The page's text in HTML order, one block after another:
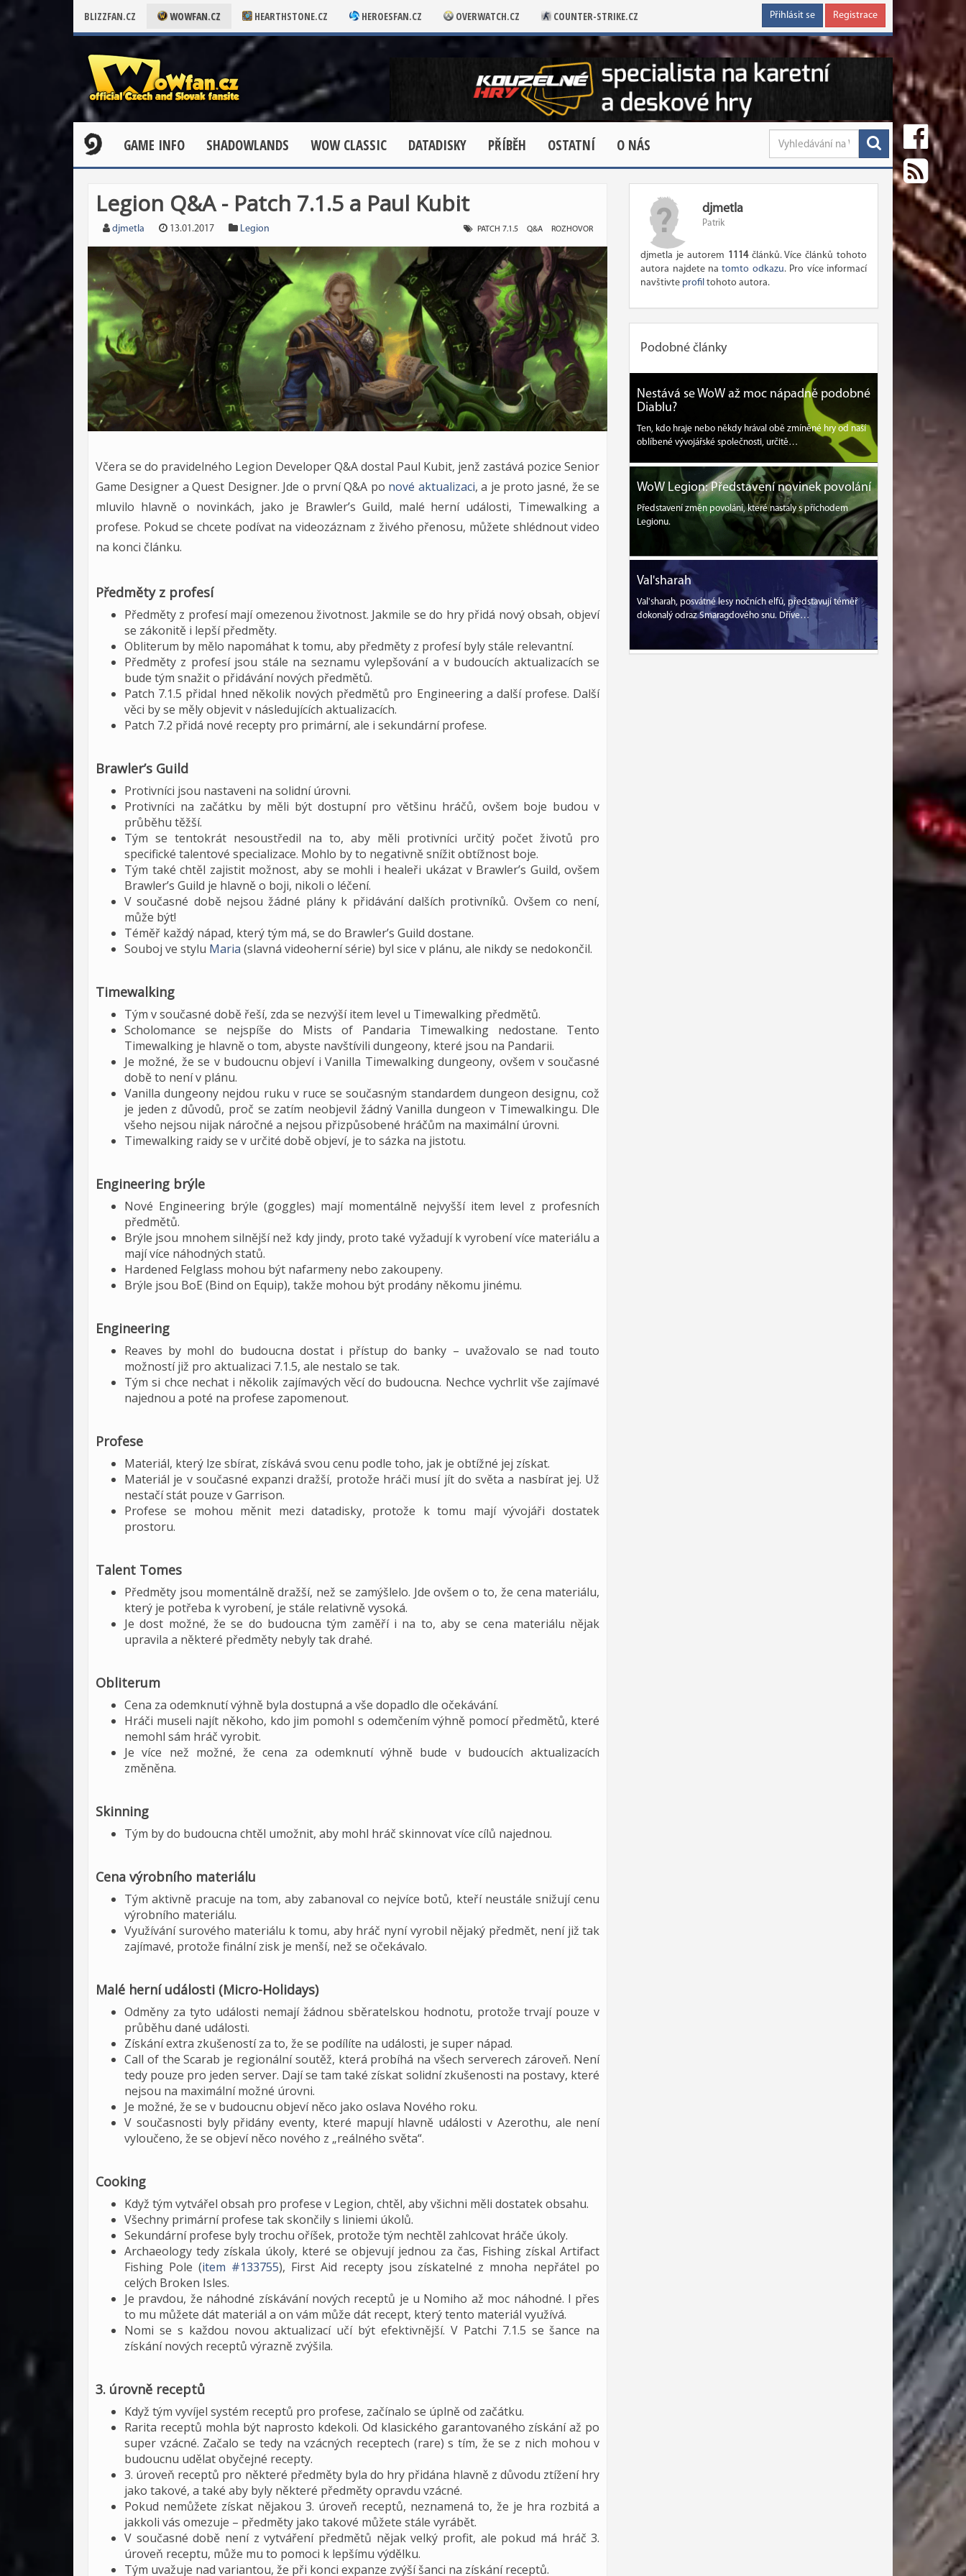
BLIZZFAN.CZ WOWFAN.CZ HEARTHSTONE.CZ HEROESFAN.CZ OVERWATCH.CZ COUNTER-STRIKE.CZ Přihlásit se Registrace
GAME INFO SHADOWLANDS WOW CLASSIC DATADISKY PŘÍBĚH OSTATNÍ O NÁS
Legion Q&A - Patch 7.1.5 a Paul Kubit
djmetla 13.01.2017 Legion PATCH 7.1.5 Q&A ROZHOVOR
Včera se do pravidelného Legion Developer Q&A dostal Paul Kubit, jenž zastává pozice Senior
Game Designer a Quest Designer. Jde o první Q&A po nové aktualizaci, a je proto jasné, že se
mluvilo hlavně o novinkách, jako je Brawler’s Guild, malé herní události, Timewalking a
profese. Pokud se chcete podívat na videozáznam z živého přenosu, můžete shlédnout video
na konci článku.
Předměty z profesí
Předměty z profesí mají omezenou životnost. Jakmile se do hry přidá nový obsah, objeví
se zákonitě i lepší předměty.
Obliterum by mělo napomáhat k tomu, aby předměty z profesí byly stále relevantní.
Předměty z profesí jsou stále na seznamu vylepšování a v budoucích aktualizacích se
bude tým snažit o přidávání nových předmětů.
Patch 7.1.5 přidal hned několik nových předmětů pro Engineering a další profese. Další
věci by se měly objevit v následujících aktualizacích.
Patch 7.2 přidá nové recepty pro primární, ale i sekundární profese.
Brawler’s Guild
Protivníci jsou nastaveni na solidní úrovni.
Protivníci na začátku by měli být dostupní pro většinu hráčů, ovšem boje budou v
průběhu těžší.
Tým se tentokrát nesoustředil na to, aby měli protivníci určitý počet životů pro
specifické talentové specializace. Mohlo by to negativně snížit obtížnost boje.
Tým také chtěl zajistit možnost, aby se mohli i healeři ukázat v Brawler’s Guild, ovšem
Brawler’s Guild je hlavně o boji, nikoli o léčení.
V současné době nejsou žádné plány k přidávání dalších protivníků. Ovšem co není,
může být!
Téměř každý nápad, který tým má, se do Brawler’s Guild dostane.
Souboj ve stylu Maria (slavná videoherní série) byl sice v plánu, ale nikdy se nedokončil.
Timewalking
Tým v současné době řeší, zda se nezvýší item level u Timewalking předmětů.
Scholomance se nejspíše do Mists of Pandaria Timewalking nedostane. Tento
Timewalking je hlavně o tom, abyste navštívili dungeony, které jsou na Pandarii.
Je možné, že se v budoucnu objeví i Vanilla Timewalking dungeony, ovšem v současné
době to není v plánu.
Vanilla dungeony nejdou ruku v ruce se současným standardem dungeon designu, což
je jeden z důvodů, proč se zatím neobjevil žádný Vanilla dungeon v Timewalkingu. Dle
všeho nejsou nijak náročné a nejsou přizpůsobené hráčům na maximální úrovni.
Timewalking raidy se v určité době objeví, je to sázka na jistotu.
Engineering brýle
Nové Engineering brýle (goggles) mají momentálně nejvyšší item level z profesních
předmětů.
Brýle jsou mnohem silnější než kdy jindy, proto také vyžadují k vyrobení více materiálu a
mají více náhodných statů.
Hardened Felglass mohou být nafarmeny nebo zakoupeny.
Brýle jsou BoE (Bind on Equip), takže mohou být prodány někomu jinému.
Engineering
Reaves by mohl do budoucna dostat i přístup do banky – uvažovalo se nad touto
možností již pro aktualizaci 7.1.5, ale nestalo se tak.
Tým si chce nechat i několik zajímavých věcí do budoucna. Nechce vychrlit vše zajímavé
najednou a poté na profese zapomenout.
Profese
Materiál, který lze sbírat, získává svou cenu podle toho, jak je obtížné jej získat.
Materiál je v současné expanzi dražší, protože hráči musí jít do světa a nasbírat jej. Už
nestačí stát pouze v Garrison.
Profese se mohou měnit mezi datadisky, protože k tomu mají vývojáři dostatek
prostoru.
Talent Tomes
Předměty jsou momentálně dražší, než se zamýšlelo. Jde ovšem o to, že cena materiálu,
který je potřeba k vyrobení, je stále relativně vysoká.
Je dost možné, že se do budoucna tým zaměří i na to, aby se cena materiálu nějak
upravila a některé předměty nebyly tak drahé.
Obliterum
Cena za odemknutí výhně byla dostupná a vše dopadlo dle očekávání.
Hráči museli najít někoho, kdo jim pomohl s odemčením výhně pomocí předmětů, které
nemohl sám hráč vyrobit.
Je více než možné, že cena za odemknutí výhně bude v budoucích aktualizacích
změněna.
Skinning
Tým by do budoucna chtěl umožnit, aby mohl hráč skinnovat více cílů najednou.
Cena výrobního materiálu
Tým aktivně pracuje na tom, aby zabanoval co nejvíce botů, kteří neustále snižují cenu
výrobního materiálu.
Využívání surového materiálu k tomu, aby hráč nyní vyrobil nějaký předmět, není již tak
zajímavé, protože finální zisk je menší, než se očekávalo.
Malé herní události (Micro-Holidays)
Odměny za tyto události nemají žádnou sběratelskou hodnotu, protože trvají pouze v
průběhu dané události.
Získání extra zkušeností za to, že se podílíte na události, je super nápad.
Call of the Scarab je regionální soutěž, která probíhá na všech serverech zároveň. Není
tedy pouze pro jeden server. Dají se tam také získat solidní zkušenosti na postavy, které
nejsou na maximální možné úrovni.
Je možné, že se v budoucnu objeví něco jako oslava Nového roku.
V současnosti byly přidány eventy, které mapují hlavně události v Azerothu, ale není
vyloučeno, že se objeví něco nového z „reálného světa“.
Cooking
Když tým vytvářel obsah pro profese v Legion, chtěl, aby všichni měli dostatek obsahu.
Všechny primární profese tak skončily s liniemi úkolů.
Sekundární profese byly trochu oříšek, protože tým nechtěl zahlcovat hráče úkoly.
Archaeology tedy získala úkoly, které se objevují jednou za čas, Fishing získal Artifact
Fishing Pole (item #133755), First Aid recepty jsou získatelné z mnoha nepřátel po
celých Broken Isles.
Je pravdou, že náhodné získávání nových receptů je u Nomiho až moc náhodné. I přes
to mu můžete dát materiál a on vám může dát recept, který tento materiál využívá.
Nomi se s každou novou aktualizací učí být efektivnější. V Patchi 7.1.5 se šance na
získání nových receptů výrazně zvýšila.
3. úrovně receptů
Když tým vyvíjel systém receptů pro profese, začínalo se úplně od začátku.
Rarita receptů mohla být naprosto kdekoli. Od klasického garantovaného získání až po
super vzácné. Začalo se tedy na vzácných receptech (rare) s tím, že se z nich mohou v
budoucnu udělat obyčejné recepty.
3. úroveň receptů pro některé předměty byla do hry přidána hlavně z důvodu ztížení hry
jako takové, a také aby byly některé předměty opravdu vzácné.
Pokud nemůžete získat nějakou 3. úroveň receptů, neznamená to, že je hra rozbitá a
jakkoli vás omezuje – předměty jako takové můžete stále vyrábět.
V současné době není z vytváření předmětů nějak velký profit, ale pokud má hráč 3.
úroveň receptu, může mu to pomoci k lepšímu výdělku.
Tým uvažuje nad variantou, že při konci expanze zvýší šanci na získání receptů.
djmetla
Patrik
djmetla je autorem 1114článků. Více článků tohoto
autora najdete natomto odkazu. Pro více informací
navštivte profil tohoto autora.
Podobné články
Nestává se WoW až moc nápadně podobné
Diablu?
Ten, kdo hraje nebo někdy hrával obě zmíněné hry od naší
oblíbené vývojářské společnosti, určitě…
WoW Legion: Představení novinek povolání
Představení změn povolání, které nastaly s příchodem
Legionu.
Val'sharah
Val'sharah, posvátné lesy nočních elfů, představují téměř
dokonalý odraz Smaragdového snu. Dříve…